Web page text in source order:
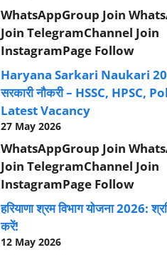
WhatsAppGroup Join
Join TelegramChannel Join
InstagramPage Follow
Haryana Sarkari Naukari
सरकारी नौकरी – HSSC, HPSC,
Latest Vacancy
27 May 2026
WhatsAppGroup Join
Join TelegramChannel Join
InstagramPage Follow
हरियाणा श्रम विभाग योजना 2026:
करें!
12 May 2026